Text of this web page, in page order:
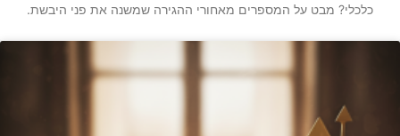
כלכלי? מבט על המספרים מאחורי ההגירה שמשנה את פני היבשת.